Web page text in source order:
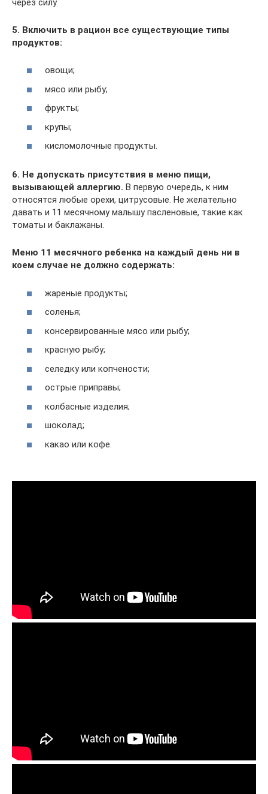
через силу.
5. Включить в рацион все существующие типы
продуктов:
овощи;
мясо или рыбу;
фрукты;
крупы;
кисломолочные продукты.
6. Не допускать присутствия в меню пищи,
вызывающей аллергию. В первую очередь, к ним
относятся любые орехи, цитрусовые. Не желательно
давать и 11 месячному малышу пасленовые, такие как
томаты и баклажаны.
Меню 11 месячного ребенка на каждый день ни в
коем случае не должно содержать:
жареные продукты;
соленья;
консервированные мясо или рыбу;
красную рыбу;
селедку или копчености;
острые приправы;
колбасные изделия;
шоколад;
какао или кофе.